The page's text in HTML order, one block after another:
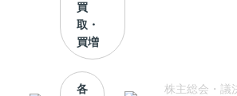
買
取・
買増
各
株主総会・議